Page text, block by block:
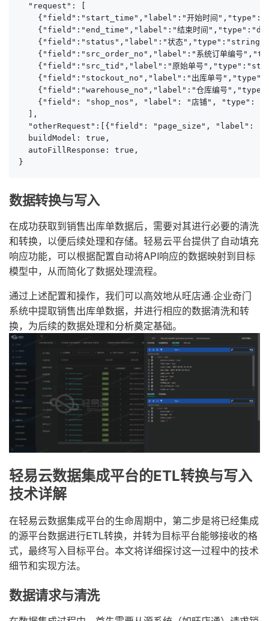
  "request": [
{"field":"start_time","label":"开始时间
{"field":"end_time","label":"结束时间
{"field":"status","label":"状态
{"field":"src_order_no","label":"系统订单编号
{"field":"src_tid","label":"原始单号
{"field":"stockout_no","label":"出库单号
{"field":"warehouse_no","label":"仓库编号
{"field": "shop_nos", "label": "店铺", "type":
  ],
"otherRequest":[{"field": "page_size", "label": "
  buildModel: true,
  autoFillResponse: true,
}
数据转换与写入
在成功获取到销售出库单数据后，需要对其进行必要的清洗
和转换，以便后续处理和存储。轻易云平台提供了自动填充
响应功能，可以根据配置自动将API响应的数据映射到目标
模型中，从而简化了数据处理流程。
通过上述配置和操作，我们可以高效地从旺店通·企业奇门
系统中提取销售出库单数据，并进行相应的数据清洗和转
换，为后续的数据处理和分析奠定基础。
轻易云数据集成平台的ETL转换与写入
技术详解
在轻易云数据集成平台的生命周期中，第二步是将已经集成
的源平台数据进行ETL转换，并转为目标平台能够接收的格
式，最终写入目标平台。本文将详细探讨这一过程中的技术
细节和实现方法。
数据请求与清洗